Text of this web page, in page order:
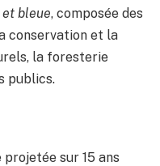
et bleue, composée des
conservation et la
la foresterie
publics.
sur 15 ans